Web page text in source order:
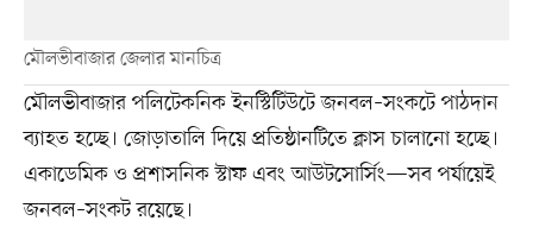
মৌলভীবাজার জেলার মানচিত্র
মৌলভীবাজার পলিটেকনিক ইনস্টিটিউটে জনবল–সংকটে পাঠদান
ব্যাহত হচ্ছে। জোড়াতালি দিয়ে প্রতিষ্ঠানটিতে ক্লাস চালানো হচ্ছে।
একাডেমিক ও প্রশাসনিক স্টাফ এবং আউটসোর্সিং—সব পর্যায়েই
জনবল–সংকট রয়েছে।